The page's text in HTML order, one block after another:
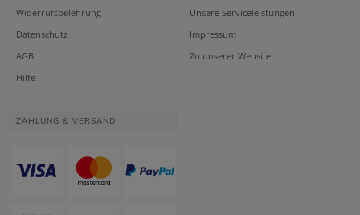
Widerrufsbelehrung
Datenschutz
AGB
Hilfe
Unsere Serviceleistungen
Impressum
Zu unserer Website
ZAHLUNG & VERSAND